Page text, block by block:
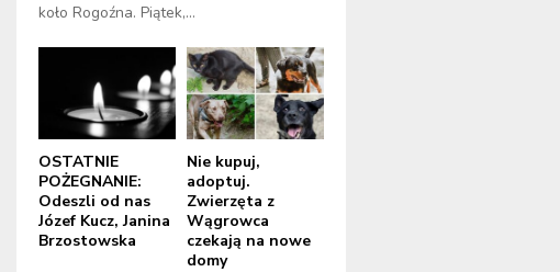
koło Rogoźna. Piątek,...
OSTATNIE
POŻEGNANIE:
Odeszli od nas
Józef Kucz, Janina
Brzostowska
Nie kupuj,
adoptuj.
Zwierzęta z
Wągrowca
czekają na nowe
domy